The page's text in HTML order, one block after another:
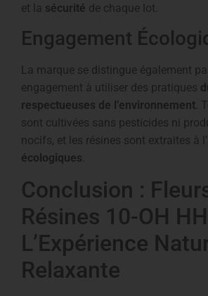
et la sécurité de chaque lot.
Engagement
La marque se distingue également
engagement à utiliser des pratiques
respectueuses de l’environnement .
sont cultivées sans pesticides ni
nocifs, et les résines sont extraites à
écologiques
Conclusion :
Résines 10-OH
L’Expérience
Relaxante